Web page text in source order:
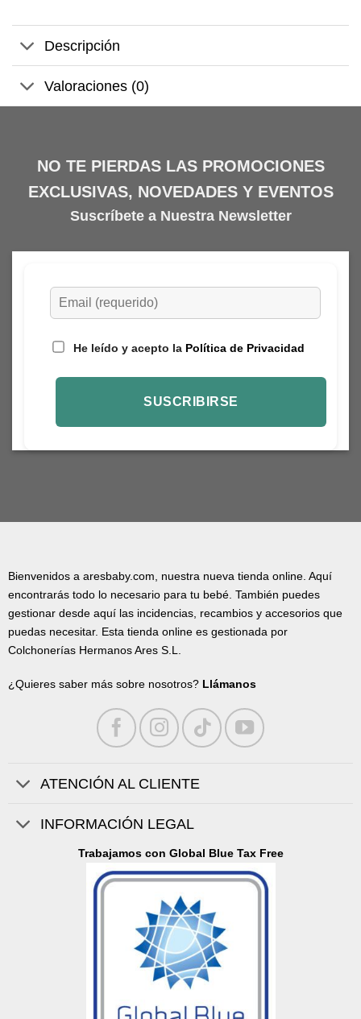
Descripción
Valoraciones (0)
NO TE PIERDAS LAS PROMOCIONES
EXCLUSIVAS, NOVEDADES Y EVENTOS
Suscríbete a Nuestra Newsletter
He leído y acepto la Política de Privacidad
Bienvenidos a aresbaby.com, nuestra nueva tienda online. Aquí
encontrarás todo lo necesario para tu bebé. También puedes
gestionar desde aquí las incidencias, recambios y accesorios que
puedas necesitar. Esta tienda online es gestionada por
Colchonerías Hermanos Ares S.L.
¿Quieres saber más sobre nosotros? Llámanos
ATENCIÓN AL CLIENTE
INFORMACIÓN LEGAL
Trabajamos con Global Blue Tax Free